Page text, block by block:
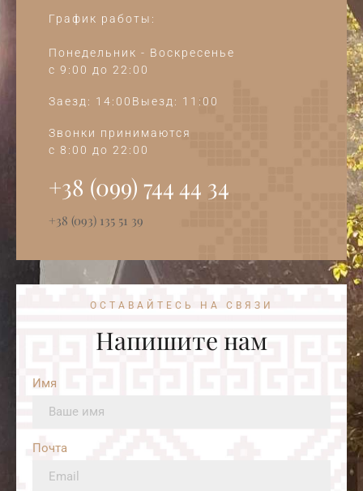
График работы:
Понедельник - Воскресенье
c 9:00 до 22:00
Заезд: 14:00Выезд: 11:00
Звонки принимаются
c 8:00 до 22:00
+38 (099) 744 44 34‭
+38 (093) 135 51 39
ОСТАВАЙТЕСЬ НА СВЯЗИ
Напишите нам
Имя
Почта